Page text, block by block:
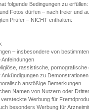
folgende Bedingungen zu erfüllen:
Fotos dürfen – nach freier und
Prüfer – NICHT enthalten:
– insbesondere von
Anfeindungen
rassistische, pornografische
Ankündigungen zu
anstößige Bemerkungen
Namen von Nutzern oder
Werbung für
besonders Werbung für